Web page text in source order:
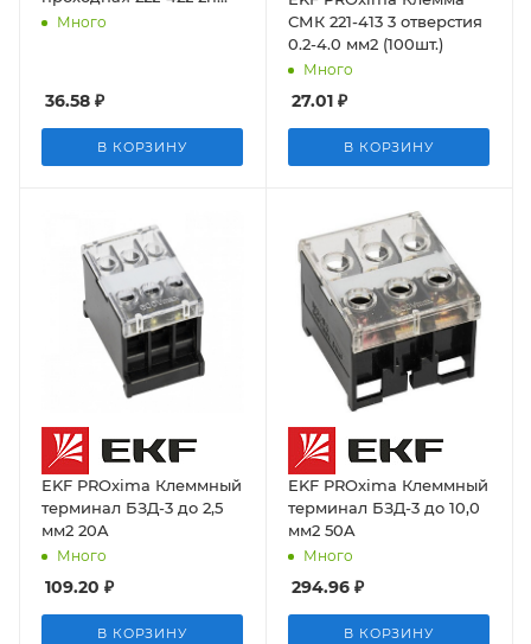
0.08-4кв.мм PROxima
Много
36.58 ₽
В КОРЗИНУ
СМК 221-413 3 отверстия
0.2-4.0 мм2 (100шт.)
Много
27.01 ₽
В КОРЗИНУ
EKF PROxima Клеммный
терминал БЗД-3 до 2,5
мм2 20A
Много
109.20 ₽
В КОРЗИНУ
EKF PROxima Клеммный
терминал БЗД-3 до 10,0
мм2 50A
Много
294.96 ₽
В КОРЗИНУ